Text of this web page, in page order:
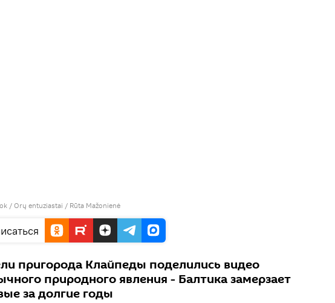
/ Orų entuziastai / Rūta Mažonienė
пригорода Клайпеды поделились видео
природного явления - Балтика замерзает
за долгие годы